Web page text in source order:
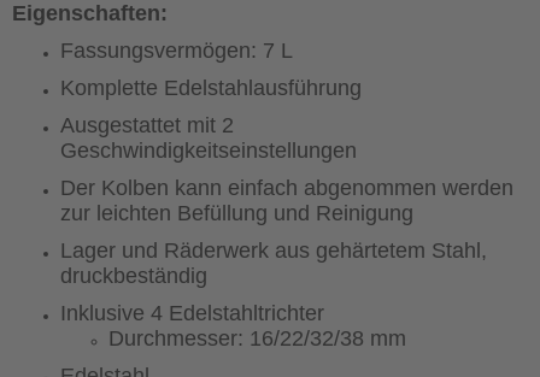
Eigenschaften:
Fassungsvermögen: 7 L
Komplette Edelstahlausführung
Ausgestattet mit 2
Geschwindigkeitseinstellungen
Der Kolben kann einfach abgenommen werden
zur leichten Befüllung und Reinigung
Lager und Räderwerk aus gehärtetem Stahl,
druckbeständig
Inklusive 4 Edelstahltrichter
Durchmesser: 16/22/32/38 mm